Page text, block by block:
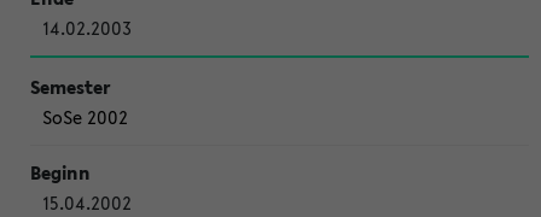
14.02.2003
SoSe 2002
15.04.2002